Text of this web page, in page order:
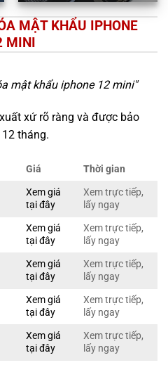
MẬT KHẨU IPHONE
MINI
mật khẩu iphone 12 mini"
xứ rõ ràng và được bảo
tháng.
Giá Thời gian
Xem giá
tại đây
Xem trực tiếp,
lấy ngay
Xem giá
tại đây
Xem trực tiếp,
lấy ngay
Xem giá
tại đây
Xem trực tiếp,
lấy ngay
Xem giá
tại đây
Xem trực tiếp,
lấy ngay
Xem giá
tại đây
Xem trực tiếp,
lấy ngay